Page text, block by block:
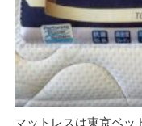
マットレスは東京ベッ